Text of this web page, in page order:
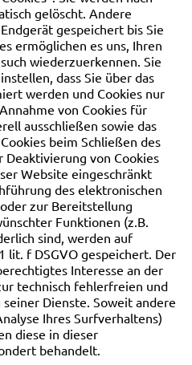
gelöscht. Andere
gespeichert bis Sie
ermöglichen es uns, Ihren
wiederzuerkennen. Sie
dass Sie über das
werden und Cookies nur
von Cookies für
ausschließen sowie das
beim Schließen des
von Cookies
Website eingeschränkt
des elektronischen
zur Bereitstellung
Funktionen (z.B.
sind, werden auf
lit. f DSGVO gespeichert. Der
Interesse an der
technisch fehlerfreien und
Dienste. Soweit andere
Ihres Surfverhaltens)
diese in dieser
behandelt.